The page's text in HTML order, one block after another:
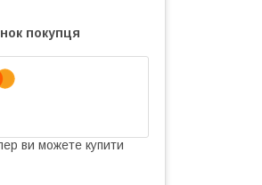
покупця
ви можете купити